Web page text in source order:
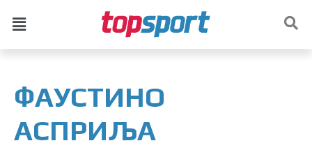
ФАУСТИНО
АСПРИЉА